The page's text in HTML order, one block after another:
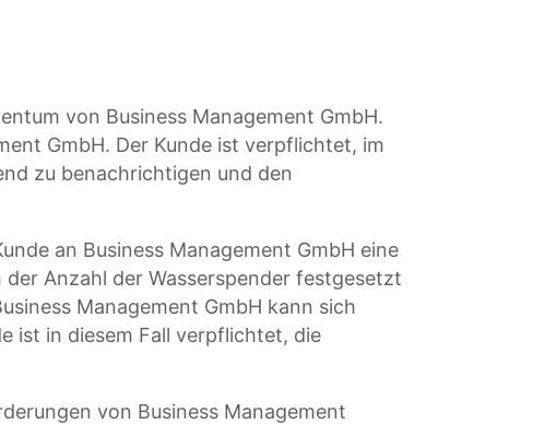
von Business Management GmbH.
GmbH. Der Kunde ist verpflichtet, im
zu benachrichtigen und den
an Business Management GmbH eine
Anzahl der Wasserspender festgesetzt
Management GmbH kann sich
ist in diesem Fall verpflichtet, die
von Business Management